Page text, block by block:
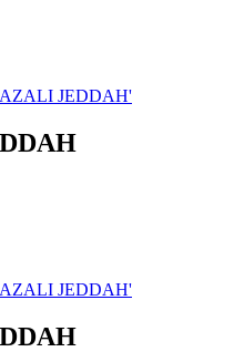
JEDDAH'
JEDDAH'